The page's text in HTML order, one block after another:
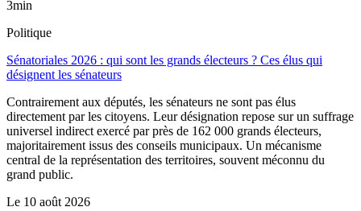
3min
Politique
Sénatoriales 2026 : qui sont les grands électeurs ? Ces élus qui
désignent les sénateurs
Contrairement aux députés, les sénateurs ne sont pas élus
directement par les citoyens. Leur désignation repose sur un suffrage
universel indirect exercé par près de 162 000 grands électeurs,
majoritairement issus des conseils municipaux. Un mécanisme
central de la représentation des territoires, souvent méconnu du
grand public.
Le 10 août 2026